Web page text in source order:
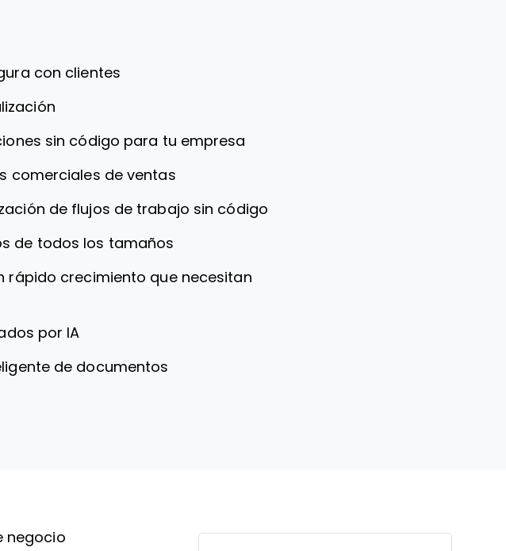
con clientes
sin código para tu empresa
comerciales de ventas
de flujos de trabajo sin código
de todos los tamaños
rápido crecimiento que necesitan
por IA
de documentos
negocio